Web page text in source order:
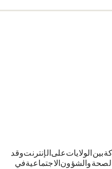
الولايات على الإنترنت. وقد
والشؤون الاجتماعية في